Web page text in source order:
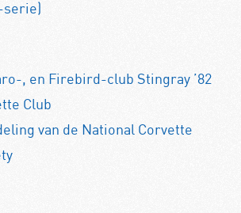
serie)
, en Firebird-club Stingray ’82
Club
van de National Corvette